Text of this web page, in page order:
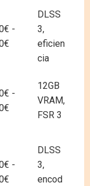
-
DLSS
3,
eficien
cia
-
12GB
VRAM,
FSR 3
-
DLSS
3,
encod